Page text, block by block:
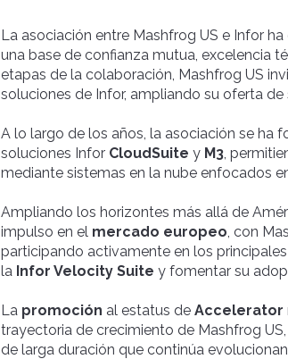
La asociación entre Mashfrog US e Infor
una base de confianza mutua, excelencia
etapas de la colaboración, Mashfrog US
soluciones de Infor, ampliando su oferta
A lo largo de los años, la asociación se ha
soluciones Infor CloudSuite y M3,
mediante sistemas en la nube enfocados
Ampliando los horizontes más allá de
impulso en el mercado europeo, con
participando activamente en los
la Infor Velocity Suite y fomentar su
La promoción al estatus de Accelerator
trayectoria de crecimiento de Mashfrog
de larga duración que continúa